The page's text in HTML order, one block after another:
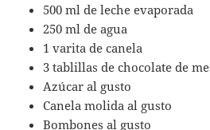
500 ml de leche evaporada
250 ml de agua
1 varita de canela
3 tablillas de chocolate de
Azúcar al gusto
Canela molida al gusto
Bombones al gusto